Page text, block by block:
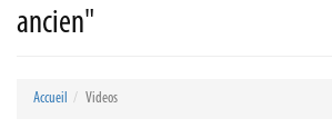
ancien"
Accueil Videos